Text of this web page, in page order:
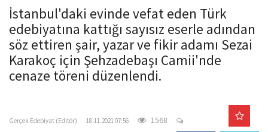
a
t
i
o
n
İstanbul'daki evinde vefat eden Türk
edebiyatına kattığı sayısız eserle adından
söz ettiren şair, yazar ve fikir adamı Sezai
Karakoç için Şehzadebaşı Camii'nde
cenaze töreni düzenlendi.
Gerçek Edebiyat (Editör) 18.11.2021 07:56 1568